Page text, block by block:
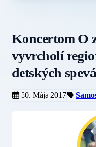
Koncertom O
vyvrcholí
detských
30. Mája 2017